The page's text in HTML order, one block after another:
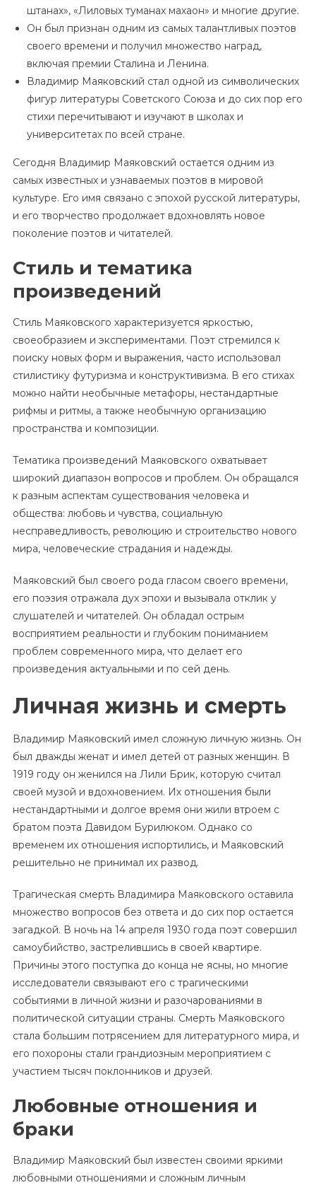
штанах», «Лиловых туманах махаон» и многие другие.
Он был признан одним из самых талантливых поэтов
своего времени и получил множество наград,
включая премии Сталина и Ленина.
Владимир Маяковский стал одной из символических
фигур литературы Советского Союза и до сих пор его
стихи перечитывают и изучают в школах и
университетах по всей стране.
Сегодня Владимир Маяковский остается одним из
самых известных и узнаваемых поэтов в мировой
культуре. Его имя связано с эпохой русской литературы,
и его творчество продолжает вдохновлять новое
поколение поэтов и читателей.
Стиль и тематика
произведений
Стиль Маяковского характеризуется яркостью,
своеобразием и экспериментами. Поэт стремился к
поиску новых форм и выражения, часто использовал
стилистику футуризма и конструктивизма. В его стихах
можно найти необычные метафоры, нестандартные
рифмы и ритмы, а также необычную организацию
пространства и композиции.
Тематика произведений Маяковского охватывает
широкий диапазон вопросов и проблем. Он обращался
к разным аспектам существования человека и
общества: любовь и чувства, социальную
несправедливость, революцию и строительство нового
мира, человеческие страдания и надежды.
Маяковский был своего рода гласом своего времени,
его поэзия отражала дух эпохи и вызывала отклик у
слушателей и читателей. Он обладал острым
восприятием реальности и глубоким пониманием
проблем современного мира, что делает его
произведения актуальными и по сей день.
Личная жизнь и смерть
Владимир Маяковский имел сложную личную жизнь. Он
был дважды женат и имел детей от разных женщин. В
1919 году он женился на Лили Брик, которую считал
своей музой и вдохновением. Их отношения были
нестандартными и долгое время они жили втроем с
братом поэта Давидом Бурилюком. Однако со
временем их отношения испортились, и Маяковский
решительно не принимал их развод.
Трагическая смерть Владимира Маяковского оставила
множество вопросов без ответа и до сих пор остается
загадкой. В ночь на 14 апреля 1930 года поэт совершил
самоубийство, застрелившись в своей квартире.
Причины этого поступка до конца не ясны, но многие
исследователи связывают его с трагическими
событиями в личной жизни и разочарованиями в
политической ситуации страны. Смерть Маяковского
стала большим потрясением для литературного мира, и
его похороны стали грандиозным мероприятием с
участием тысяч поклонников и друзей.
Любовные отношения и
браки
Владимир Маяковский был известен своими яркими
любовными отношениями и сложным личным